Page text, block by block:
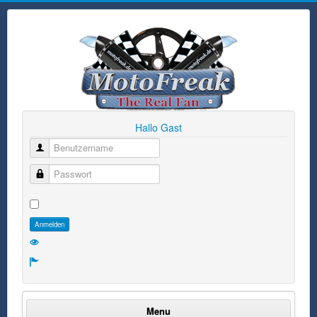
Hallo Gast
Benutzername
Passwort
Anmelden
Menu